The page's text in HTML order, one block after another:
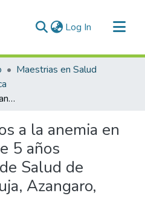
Log In (current)
Maestrias en Salud
Factores asociados a la anemia en niños menores de 5 años Establecimiento de Salud de Santiago de Pupuja, Azangaro, 2024
a la anemia en
5 años
Salud de
Azangaro,